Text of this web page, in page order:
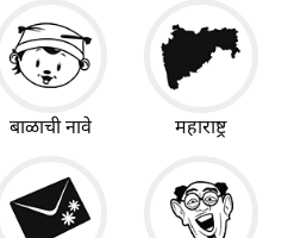
बाळाची नावे महाराष्ट्र